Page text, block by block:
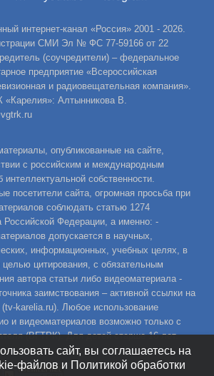
интернет-канал «Россия» 2001 - 2026.
СМИ Эл № ФС 77-59166 от 22
(соучредители) – федеральное
предприятие «Всероссийская
и радиовещательная компания».
«Карелия»: Алтынникова В.
опубликованные на сайте,
с российским и международным
собственности.
посетители сайта, огромная просьба при
соблюдать статью 1274
Российской Федерации, а именно: -
допускается в научных,
информационных, учебных целях, в
цитирования, с обязательным
автора статьи либо видеоматериала -
заимствования – активной ссылки на
karelia.ru). Любое использование
и видеоматериалов возможно только с
(ВГТРК). Для детей старше 16 лет.
сайт, вы соглашаетесь на
файлов и Политикой обработки